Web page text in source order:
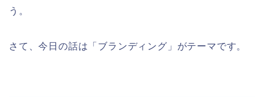
う。
さて、今日の話は「ブランディング」がテーマです。